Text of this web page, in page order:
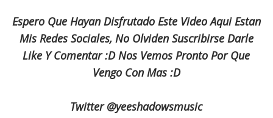
Espero Que Hayan Disfrutado Este Video Aqui Estan
Mis Redes Sociales, No Olviden Suscribirse Darle
Like Y Comentar :D Nos Vemos Pronto Por Que
Vengo Con Mas :D
Twitter @yeeshadowsmusic